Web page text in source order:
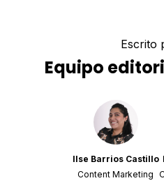
Escrito
Equipo
Ilse Barrios Castillo
Content Marketing